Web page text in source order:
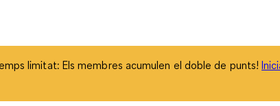
limitat: Els membres acumulen el doble de punts!